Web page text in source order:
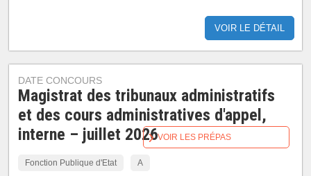
VOIR LE DÉTAIL
DATE CONCOURS
Magistrat des tribunaux administratifs
et des cours administratives d'appel,
interne – juillet 2026
Fonction Publique d'Etat A
VOIR LES PRÉPAS